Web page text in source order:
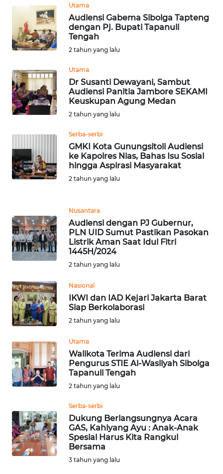
Utama
Audiensi Gabema Sibolga Tapteng
dengan Pj. Bupati Tapanuli
Tengah
2 tahun yang lalu
Utama
Dr Susanti Dewayani, Sambut
Audiensi Panitia Jambore SEKAMI
Keuskupan Agung Medan
2 tahun yang lalu
Serba-serbi
GMKI Kota Gunungsitoli Audiensi
ke Kapolres Nias, Bahas Isu Sosial
hingga Aspirasi Masyarakat
2 tahun yang lalu
Nusantara
Audiensi dengan PJ Gubernur,
PLN UID Sumut Pastikan Pasokan
Listrik Aman Saat Idul Fitri
1445H/2024
2 tahun yang lalu
Nasional
IKWI dan IAD Kejari Jakarta Barat
Siap Berkolaborasi
2 tahun yang lalu
Utama
Walikota Terima Audiensi dari
Pengurus STIE Al-Wasliyah Sibolga
Tapanuli Tengah
2 tahun yang lalu
Serba-serbi
Dukung Berlangsungnya Acara
GAS, Kahiyang Ayu : Anak-Anak
Spesial Harus Kita Rangkul
Bersama
3 tahun yang lalu
WN
SULBAR
WN
SUMBAR
WN
BENGKULU
WN
JATENG
NUSANTARA
WN
JOGJA
WN
JATIM
WN
WN
KALBAR